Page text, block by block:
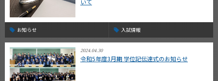
いて
お知らせ 入試情報
2024.04.30
令和5年度3月期 学位記伝達式のお知らせ